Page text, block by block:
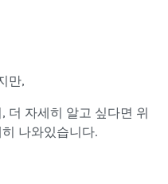
만,
더 자세히 알고 싶다면 위
나와있습니다.